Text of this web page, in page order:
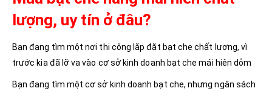
lượng, uy tín ở đâu?
Bạn đang tìm một nơi thi công lắp đặt bạt che chất lượng, vì
trước kia đã lỡ va vào cơ sở kinh doanh bạt che mái hiên dỏm
Bạn đang tìm một cơ sở kinh doanh bạt che, nhưng ngân sách